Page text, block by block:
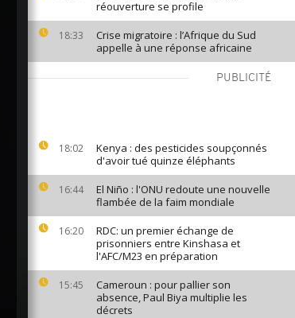
réouverture se profile
18:33
Crise migratoire : l’Afrique du Sud
appelle à une réponse africaine
PUBLICITÉ
18:02
Kenya : des pesticides soupçonnés
d'avoir tué quinze éléphants
16:44
El Niño : l'ONU redoute une nouvelle
flambée de la faim mondiale
16:20
RDC: un premier échange de
prisonniers entre Kinshasa et
l'AFC/M23 en préparation
15:45
Cameroun : pour pallier son
absence, Paul Biya multiplie les
décrets